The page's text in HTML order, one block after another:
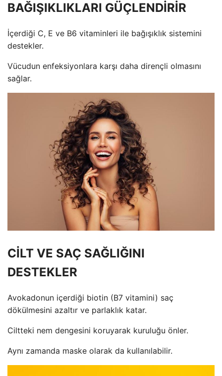
BAĞIŞIKLIKLARI GÜÇLENDİRİR
İçerdiği C, E ve B6 vitaminleri ile bağışıklık sistemini
destekler.
Vücudun enfeksiyonlara karşı daha dirençli olmasını
sağlar.
CİLT VE SAÇ SAĞLIĞINI
DESTEKLER
Avokadonun içerdiği biotin (B7 vitamini) saç
dökülmesini azaltır ve parlaklık katar.
Ciltteki nem dengesini koruyarak kuruluğu önler.
Aynı zamanda maske olarak da kullanılabilir.